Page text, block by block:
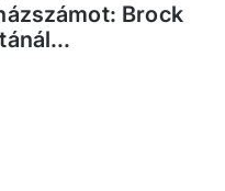
Brock